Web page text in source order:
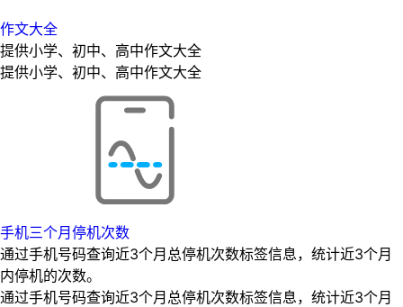
作文大全
提供小学、初中、高中作文大全
提供小学、初中、高中作文大全
手机三个月停机次数
通过手机号码查询近3个月总停机次数标签信息，统计近3个月
内停机的次数。
通过手机号码查询近3个月总停机次数标签信息，统计近3个月